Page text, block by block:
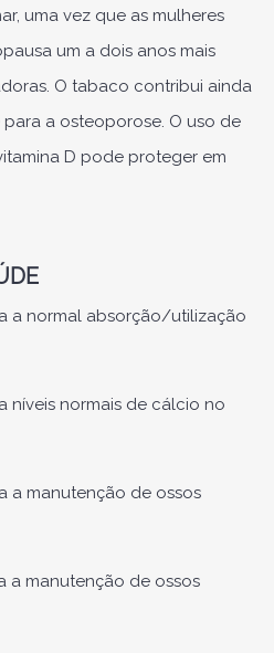
uma vez que as mulheres
um a dois anos mais
O tabaco contribui ainda
a osteoporose. O uso de
D pode proteger em
a normal absorção/utilização
níveis normais de cálcio no
a manutenção de ossos
a manutenção de ossos